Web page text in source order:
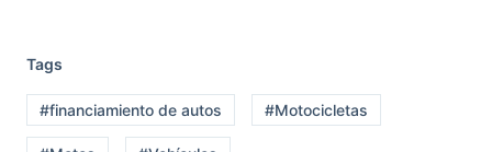
Tags
#financiamiento de autos #Motocicletas